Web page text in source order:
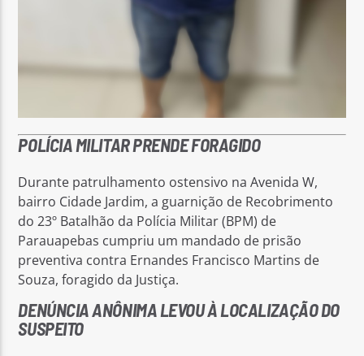
POLÍCIA MILITAR PRENDE FORAGIDO
Durante patrulhamento ostensivo na Avenida W,
bairro Cidade Jardim, a guarnição de Recobrimento
do 23º Batalhão da Polícia Militar (BPM) de
Parauapebas cumpriu um mandado de prisão
preventiva contra Ernandes Francisco Martins de
Souza, foragido da Justiça.
DENÚNCIA ANÔNIMA LEVOU À LOCALIZAÇÃO DO
SUSPEITO